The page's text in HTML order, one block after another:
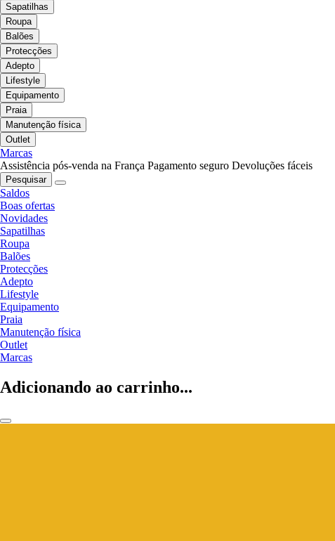
Sapatilhas
Roupa
Balões
Protecções
Adepto
Lifestyle
Equipamento
Praia
Manutenção física
Outlet
Marcas
Assistência pós-venda na França Pagamento seguro Devoluções fáceis
Pesquisar
Saldos
Boas ofertas
Novidades
Sapatilhas
Roupa
Balões
Protecções
Adepto
Lifestyle
Equipamento
Praia
Manutenção física
Outlet
Marcas
Adicionando ao carrinho...